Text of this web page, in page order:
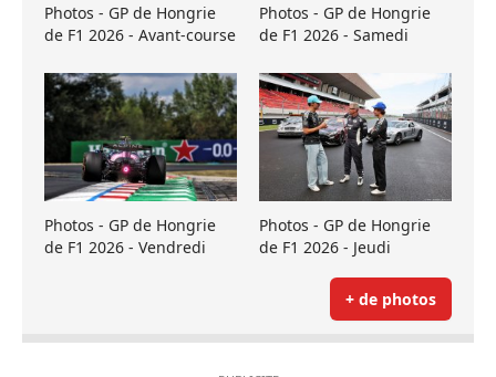
Photos - GP de Hongrie
de F1 2026 - Avant-course
Photos - GP de Hongrie
de F1 2026 - Samedi
Photos - GP de Hongrie
de F1 2026 - Vendredi
Photos - GP de Hongrie
de F1 2026 - Jeudi
+ de photos